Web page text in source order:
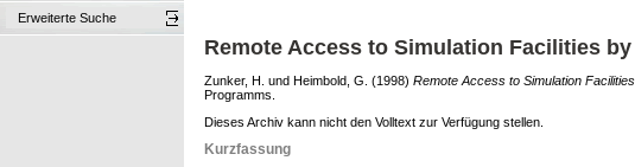
Erweiterte Suche
Remote Access to Simulation Facilities
Zunker, H. und Heimbold, G. (1998) Remote Access to Simulation
Programms.
Dieses Archiv kann nicht den Volltext zur Verfügung stellen.
Kurzfassung